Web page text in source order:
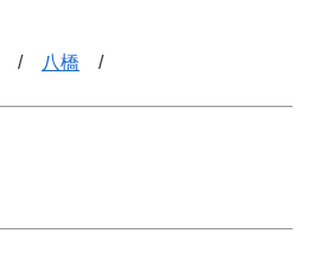
/ 八橋 /